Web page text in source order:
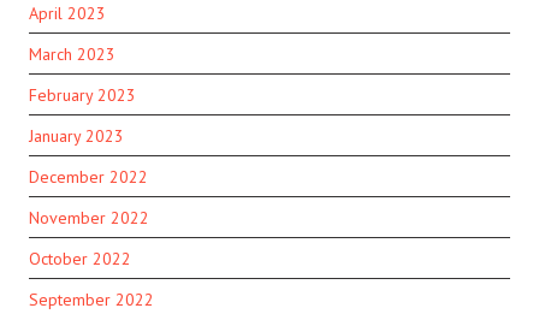
April 2023
March 2023
February 2023
January 2023
December 2022
November 2022
October 2022
September 2022